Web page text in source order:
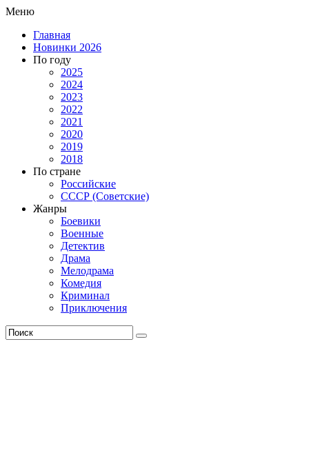
Меню
Главная
Новинки 2026
По году
2025
2024
2023
2022
2021
2020
2019
2018
По стране
Российские
СССР (Советские)
Жанры
Боевики
Военные
Детектив
Драма
Мелодрама
Комедия
Криминал
Приключения